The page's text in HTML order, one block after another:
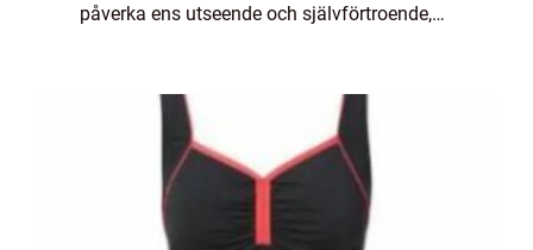
påverka ens utseende och självförtroende,